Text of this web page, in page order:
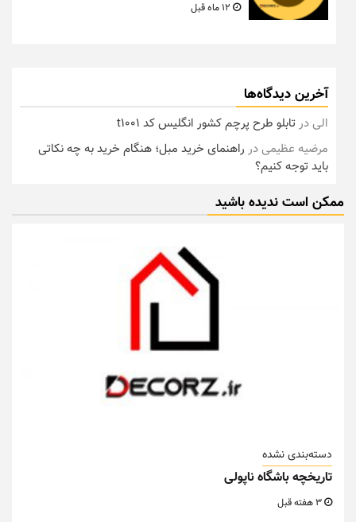
آخرین دیدگاه‌ها
الیدر تابلو طرح پرچم کشور انگلیس کد t1001
مرضیه عظیمیدر راهنمای خرید مبل؛ هنگام خرید به چه نکاتی
باید توجه کنیم؟
ممکن است ندیده باشید
دسته‌بندی نشده
تاریخچه باشگاه ناپولی